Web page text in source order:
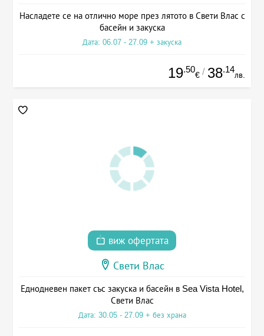
Насладете се на отлично море през лятото в Свети Влас с
басейн и закуска
Дата: 06.07 - 27.09 + закуска
19.50
€ / 38.14
лв.
виж офертата
Свети Влас
Еднодневен пакет със закуска и басейн в Sea Vista Hotel,
Свети Влас
Дата: 30.05 - 27.09 + без храна